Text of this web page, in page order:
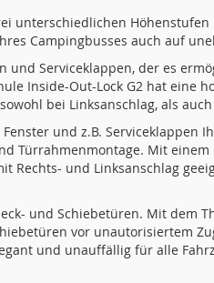
unterschiedlichen
Campingbusses auch auf
Serviceklappen, der es
Inside-Out-Lock G2 hat eine
bei Linksanschlag, als
und z.B. Serviceklappen
Türrahmenmontage. Mit
Rechts- und Linksanschlag
und Schiebetüren. Mit dem
vor unautorisiertem
und unauffällig für alle